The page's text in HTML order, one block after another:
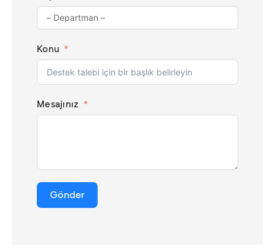
Konu
Mesajınız
Gönder